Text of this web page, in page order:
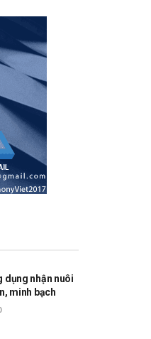
dụng nhận nuôi
minh bạch